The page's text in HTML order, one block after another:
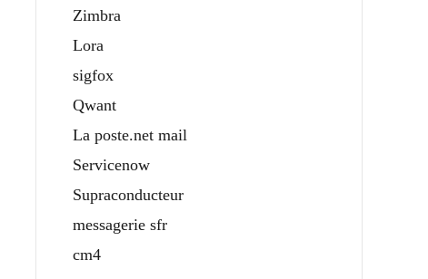
Zimbra
Lora
sigfox
Qwant
La poste.net mail
Servicenow
Supraconducteur
messagerie sfr
cm4